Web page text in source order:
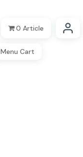
0 Article
Menu Cart